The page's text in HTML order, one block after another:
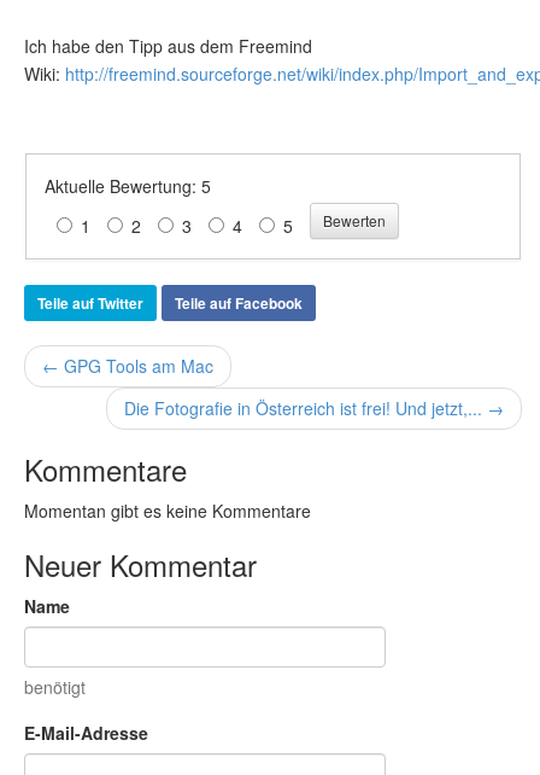
Ich habe den Tipp aus dem Freemind
Wiki: http://freemind.sourceforge.net/wiki/index.php/
Aktuelle Bewertung: 5
1
2 3 4 5
Teile auf Twitter Teile auf Facebook
← GPG Tools am Mac
Die Fotografie in Österreich ist frei! Und jetzt,... →
Kommentare
Momentan gibt es keine Kommentare
Neuer Kommentar
Name
benötigt
E-Mail-Adresse